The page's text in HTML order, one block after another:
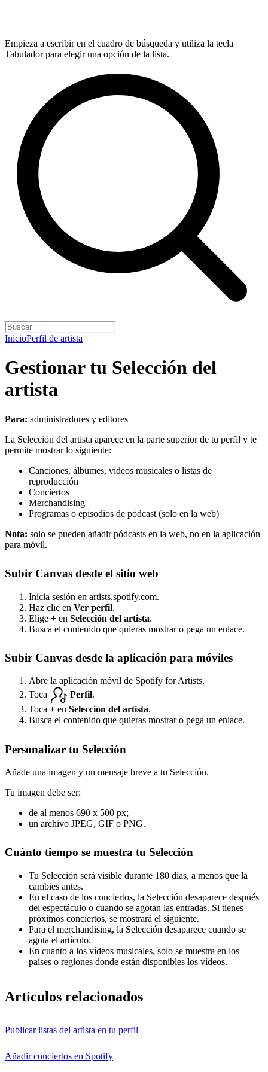
Empieza a escribir en el cuadro de búsqueda y utiliza la tecla
Tabulador para elegir una opción de la lista.
InicioPerfil de artista
Gestionar tu Selección del
artista
Para: administradores y editores
La Selección del artista aparece en la parte superior de tu perfil y te
permite mostrar lo siguiente:
Canciones, álbumes, vídeos musicales o listas de
reproducción
Conciertos
Merchandising
Programas o episodios de pódcast (solo en la web)
Nota: solo se pueden añadir pódcasts en la web, no en la aplicación
para móvil.
Subir Canvas desde el sitio web
Inicia sesión en artists.spotify.com.
Haz clic en Ver perfil.
Elige + en Selección del artista.
Busca el contenido que quieras mostrar o pega un enlace.
Subir Canvas desde la aplicación para móviles
Abre la aplicación móvil de Spotify for Artists.
Toca
Perfil.
Toca + en Selección del artista.
Busca el contenido que quieras mostrar o pega un enlace.
Personalizar tu Selección
Añade una imagen y un mensaje breve a tu Selección.
Tu imagen debe ser:
de al menos 690 x 500 px;
un archivo JPEG, GIF o PNG.
Cuánto tiempo se muestra tu Selección
Tu Selección será visible durante 180 días, a menos que la
cambies antes.
En el caso de los conciertos, la Selección desaparece después
del espectáculo o cuando se agotan las entradas. Si tienes
próximos conciertos, se mostrará el siguiente.
Para el merchandising, la Selección desaparece cuando se
agota el artículo.
En cuanto a los vídeos musicales, solo se muestra en los
países o regiones donde están disponibles los vídeos.
Artículos relacionados
Publicar listas del artista en tu perfil
Añadir conciertos en Spotify